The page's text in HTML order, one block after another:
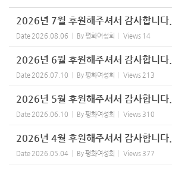
2026년 7월 후원해주셔서 감사합니다.
Date 2026.08.06 By평화여성회 Views 14
2026년 6월 후원해주셔서 감사합니다.
Date 2026.07.10 By평화여성회 Views 213
2026년 5월 후원해주셔서 감사합니다.
Date 2026.06.10 By평화여성회 Views 310
2026년 4월 후원해주셔서 감사합니다.
Date 2026.05.04 By평화여성회 Views 377